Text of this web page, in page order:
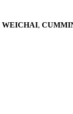
WEICHAI,